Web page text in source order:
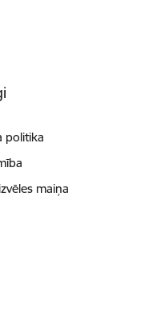
politika
maiņa